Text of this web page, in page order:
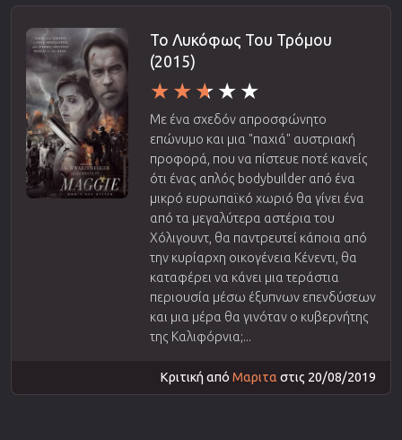
Το Λυκόφως Του Τρόμου
(2015)
Με ένα σχεδόν απροσφώνητο
επώνυμο και μια "παχιά" αυστριακή
προφορά, που να πίστευε ποτέ κανείς
ότι ένας απλός bodybuilder από ένα
μικρό ευρωπαϊκό χωριό θα γίνει ένα
από τα μεγαλύτερα αστέρια του
Χόλιγουντ, θα παντρευτεί κάποια από
την κυρίαρχη οικογένεια Κένεντι, θα
καταφέρει να κάνει μια τεράστια
περιουσία μέσω έξυπνων επενδύσεων
και μια μέρα θα γινόταν ο κυβερνήτης
της Καλιφόρνια;...
Κριτική από Μαριταστις 20/08/2019